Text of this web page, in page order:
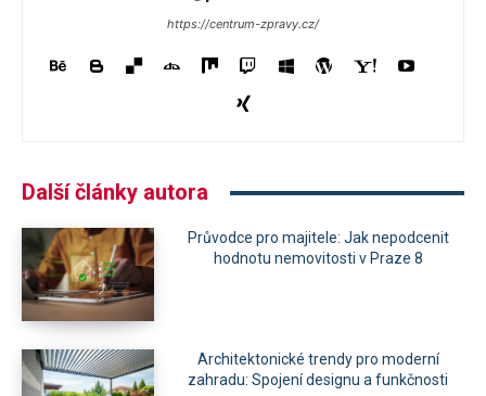
https://centrum-zpravy.cz/
Další články autora
Průvodce pro majitele: Jak nepodcenit
hodnotu nemovitosti v Praze 8
Architektonické trendy pro moderní
zahradu: Spojení designu a funkčnosti